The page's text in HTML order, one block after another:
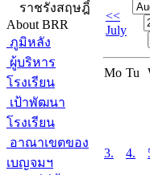
ราชรังสฤษฎิ์
About BRR
ภูมิหลัง
ผู้บริหาร
โรงเรียน
เป้าพัฒนา
โรงเรียน
อาณาเขตของ
เบญจมฯ
<<
July
Mo Tu
3. 4.